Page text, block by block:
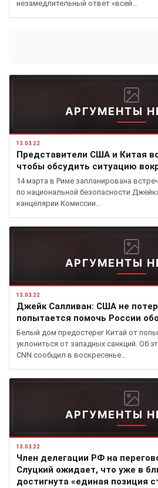
незамедлительный ответ «всей…
АРГУМЕНТЫ
13.03.22
Представители США и Китая
чтобы обсудить ситуацию
14 марта в Риме запланирована
по национальной безопасности
канцелярии Комиссии…
АРГУМЕНТЫ
13.03.22
Джейк Салливан: США не
попытается помочь России
Белый дом предостерег Китай от
уклониться от западных санкций. Об
CNN сообщил в воскресенье…
АРГУМЕНТЫ
13.03.22
Член делегации РФ на
Слуцкий ожидает, что уже в
достигнута «единая позиция